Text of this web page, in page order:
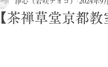
茶道具
【茶禅草堂京都